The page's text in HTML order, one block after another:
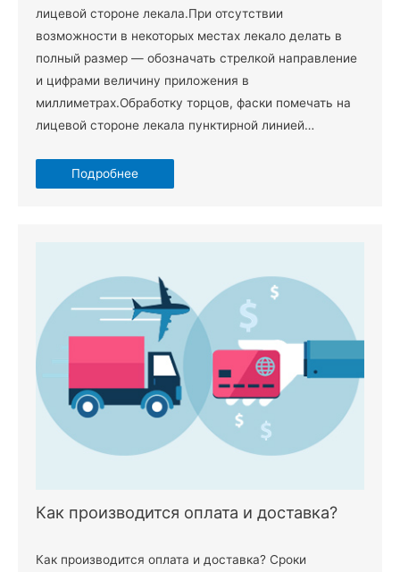
лицевой стороне лекала.При отсутствии
возможности в некоторых местах лекало делать в
полный размер — обозначать стрелкой направление
и цифрами величину приложения в
миллиметрах.Обработку торцов, фаски помечать на
лицевой стороне лекала пунктирной линией…
Подробнее
Как производится оплата и доставка?
Как производится оплата и доставка? Сроки